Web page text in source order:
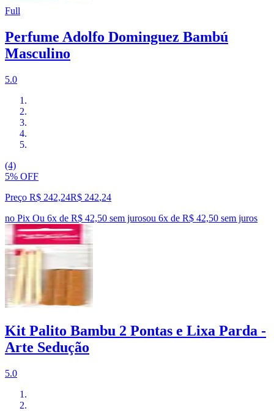
Full
Perfume Adolfo Dominguez Bambú
Masculino
5.0
(4)
5% OFF
Preço R$ 242,24R$ 242,24
no Pix Ou 6x de R$ 42,50 sem jurosou 6x de R$ 42,50 sem juros
Kit Palito Bambu 2 Pontas e Lixa Parda -
Arte Sedução
5.0